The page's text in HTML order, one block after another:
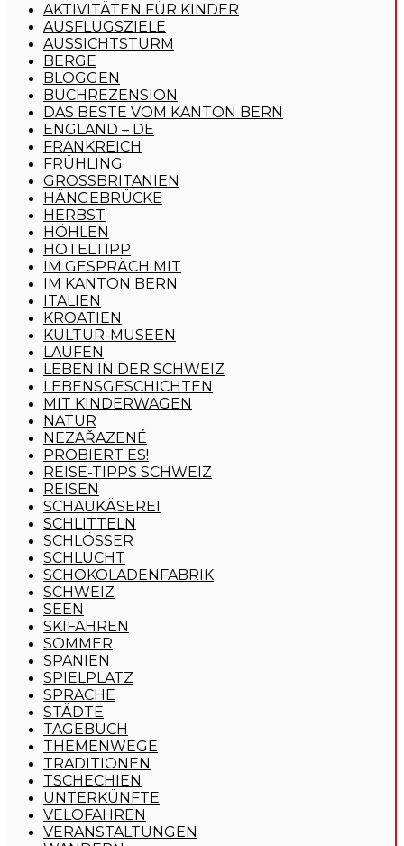
AKTIVITÄTEN FÜR KINDER
AUSFLUGSZIELE
AUSSICHTSTURM
BERGE
BLOGGEN
BUCHREZENSION
DAS BESTE VOM KANTON BERN
ENGLAND – DE
FRANKREICH
FRÜHLING
GROSSBRITANIEN
HÄNGEBRÜCKE
HERBST
HÖHLEN
HOTELTIPP
IM GESPRÄCH MIT
IM KANTON BERN
ITALIEN
KROATIEN
KULTUR-MUSEEN
LAUFEN
LEBEN IN DER SCHWEIZ
LEBENSGESCHICHTEN
MIT KINDERWAGEN
NATUR
NEZAŘAZENÉ
PROBIERT ES!
REISE-TIPPS SCHWEIZ
REISEN
SCHAUKÄSEREI
SCHLITTELN
SCHLÖSSER
SCHLUCHT
SCHOKOLADENFABRIK
SCHWEIZ
SEEN
SKIFAHREN
SOMMER
SPANIEN
SPIELPLATZ
SPRACHE
STÄDTE
TAGEBUCH
THEMENWEGE
TRADITIONEN
TSCHECHIEN
UNTERKÜNFTE
VELOFAHREN
VERANSTALTUNGEN